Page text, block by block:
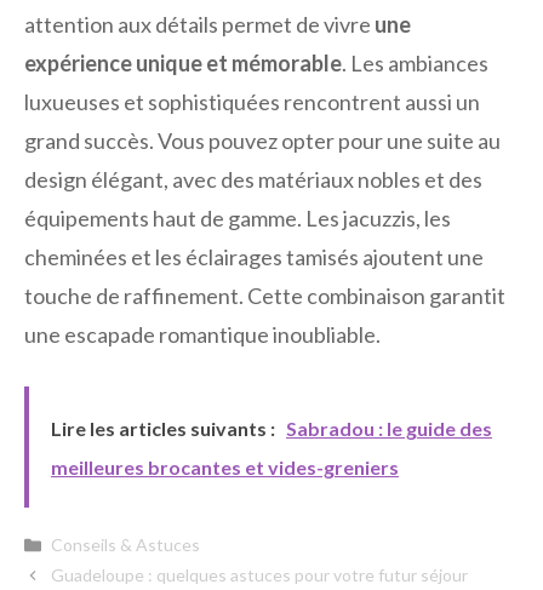
attention aux détails permet de vivre une
expérience unique et mémorable. Les ambiances
luxueuses et sophistiquées rencontrent aussi un
grand succès. Vous pouvez opter pour une suite au
design élégant, avec des matériaux nobles et des
équipements haut de gamme. Les jacuzzis, les
cheminées et les éclairages tamisés ajoutent une
touche de raffinement. Cette combinaison garantit
une escapade romantique inoubliable.
Lire les articles suivants : Sabradou : le guide des
meilleures brocantes et vides-greniers
Catégories
Conseils & Astuces
Guadeloupe : quelques astuces pour votre futur séjour